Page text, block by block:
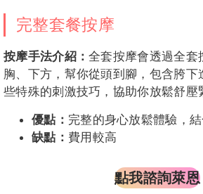
完整套餐按摩
按摩手法介紹：全套按摩會透過全套
胸、下方，幫你從頭到腳，包含胯下
些特殊的刺激技巧，協助你放鬆舒壓
優點： 完整的身心放鬆體驗，
缺點： 費用較高
點我諮詢萊恩